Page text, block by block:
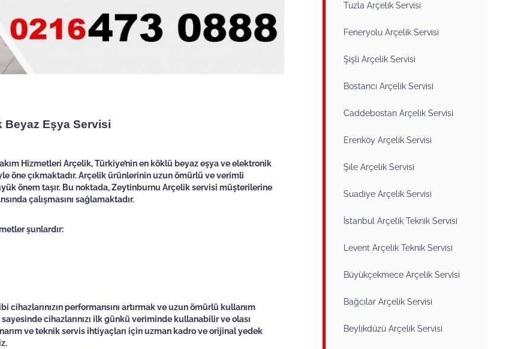
Eşya Servisi
Hizmetleri Arçelik, Türkiye’nin en köklü beyaz eşya ve elektronik
öne çıkmaktadır. Arçelik ürünlerinin uzun ömürlü ve verimli
önem taşır. Bu noktada, Zeytinburnu Arçelik servisi müşterilerine
çalışmasını sağlamaktadır.
şunlardır:
performansını artırmak ve uzun ömürlü kullanım
cihazlarınızı ilk günkü veriminde kullanabilir ve olası
ve teknik servis ihtiyaçları için uzman kadro ve orijinal yedek
Tuzla Arçelik Servisi
Feneryolu Arçelik Servisi
Şişli Arçelik Servisi
Bostancı Arçelik Servisi
Caddebostan Arçelik Servisi
Erenköy Arçelik Servisi
Şile Arçelik Servisi
Suadiye Arçelik Servisi
İstanbul Arçelik Teknik Servisi
Levent Arçelik Teknik Servisi
Büyükçekmece Arçelik Servisi
Bağcılar Arçelik Servisi
Beylikdüzü Arçelik Servisi